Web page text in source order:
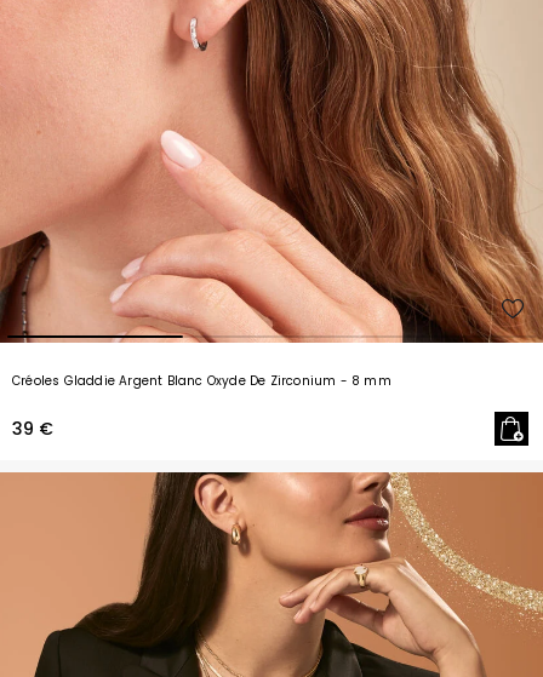
Créoles Gladdie Argent Blanc Oxyde De Zirconium - 8 mm
39 €